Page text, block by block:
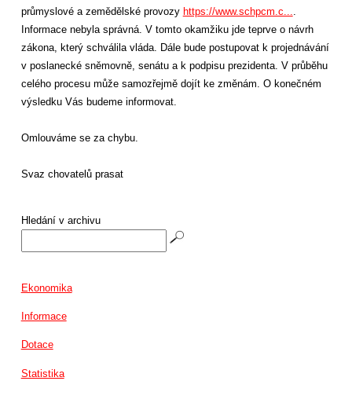
průmyslové a zemědělské provozy https://www.schpcm.c...
Informace nebyla správná. V tomto okamžiku jde teprve o návrh
zákona, který schválila vláda. Dále bude postupovat k projednávání
v poslanecké sněmovně, senátu a k podpisu prezidenta. V průběhu
celého procesu může samozřejmě dojít ke změnám. O konečném
výsledku Vás budeme informovat.
Omlouváme se za chybu.
Svaz chovatelů prasat
Hledání v archivu
Ekonomika
Informace
Dotace
Statistika